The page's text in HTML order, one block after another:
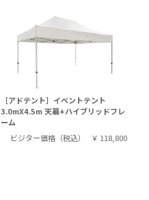
［アドテント］イベントテント
3.0mX4.5m 天幕+ハイブリッドフレ
ーム
ビジター価格（税込）
￥ 118,800